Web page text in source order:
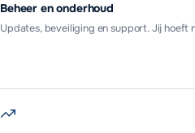
Beheer en onderhoud
Updates, beveiliging en support. Jij hoeft